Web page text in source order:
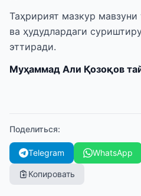
Таҳририят мазкур мавзуни
ва ҳудудлардаги
эттиради.
Муҳаммад Али Қозоқов
Поделиться:
Telegram WhatsApp
Копировать